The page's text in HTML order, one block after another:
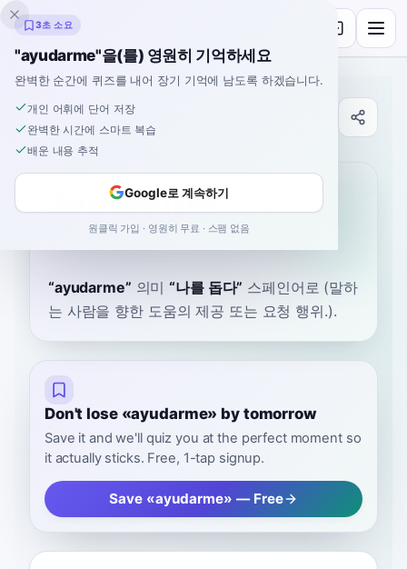
잉클링고
사전
홈›스페인어›사전
ayudarme
ah-yoo-DAR-meh aʝuˈðarme
“ayudarme” 의미 “나를 돕다” 스페인어로 (말하
는 사람을 향한 도움의 제공 또는 요청 행위.).
Don't lose «ayudarme» by tomorrow
Save it and we'll quiz you at the perfect moment so
it actually sticks. Free, 1-tap signup.
Save «ayudarme» — Free
3초 소요
"ayudarme"을(를) 영원히 기억하세요
완벽한 순간에 퀴즈를 내어 장기 기억에 남도록 하겠습니다.
개인 어휘에 단어 저장
완벽한 시간에 스마트 복습
배운 내용 추적
Google로 계속하기
원클릭 가입 · 영원히 무료 · 스팸 없음